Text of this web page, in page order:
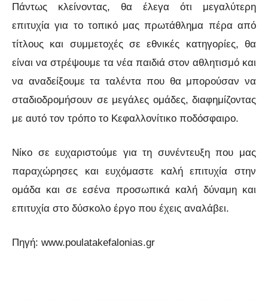
Πάντως κλείνοντας, θα έλεγα ότι μεγαλύτερη
επιτυχία για το τοπικό μας πρωτάθλημα πέρα από
τίτλους και συμμετοχές σε εθνικές κατηγορίες, θα
είναι να στρέψουμε τα νέα παιδιά στον αθλητισμό και
να αναδείξουμε τα ταλέντα που θα μπορούσαν να
σταδιοδρομήσουν σε μεγάλες ομάδες, διαφημίζοντας
με αυτό τον τρόπο το Κεφαλλονίτικο ποδόσφαιρο.
Νίκο σε ευχαριστούμε για τη συνέντευξη που μας
παραχώρησες και ευχόμαστε καλή επιτυχία στην
ομάδα και σε εσένα προσωπικά καλή δύναμη και
επιτυχία στο δύσκολο έργο που έχεις αναλάβει.
Πηγή: www.poulatakefalonias.gr